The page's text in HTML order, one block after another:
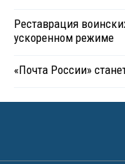
Реставрация
ускоренном режиме
«Почта России»